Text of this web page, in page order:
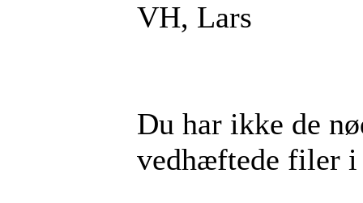
VH, Lars
Du har ikke de
vedhæftede filer